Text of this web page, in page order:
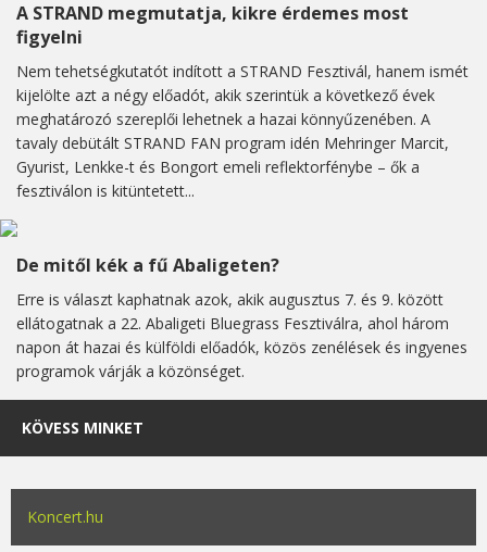
A STRAND megmutatja, kikre érdemes most
figyelni
Nem tehetségkutatót indított a STRAND Fesztivál, hanem ismét
kijelölte azt a négy előadót, akik szerintük a következő évek
meghatározó szereplői lehetnek a hazai könnyűzenében. A
tavaly debütált STRAND FAN program idén Mehringer Marcit,
Gyurist, Lenkke-t és Bongort emeli reflektorfénybe – ők a
fesztiválon is kitüntetett...
De mitől kék a fű Abaligeten?
Erre is választ kaphatnak azok, akik augusztus 7. és 9. között
ellátogatnak a 22. Abaligeti Bluegrass Fesztiválra, ahol három
napon át hazai és külföldi előadók, közös zenélések és ingyenes
programok várják a közönséget.
KÖVESS MINKET
Koncert.hu